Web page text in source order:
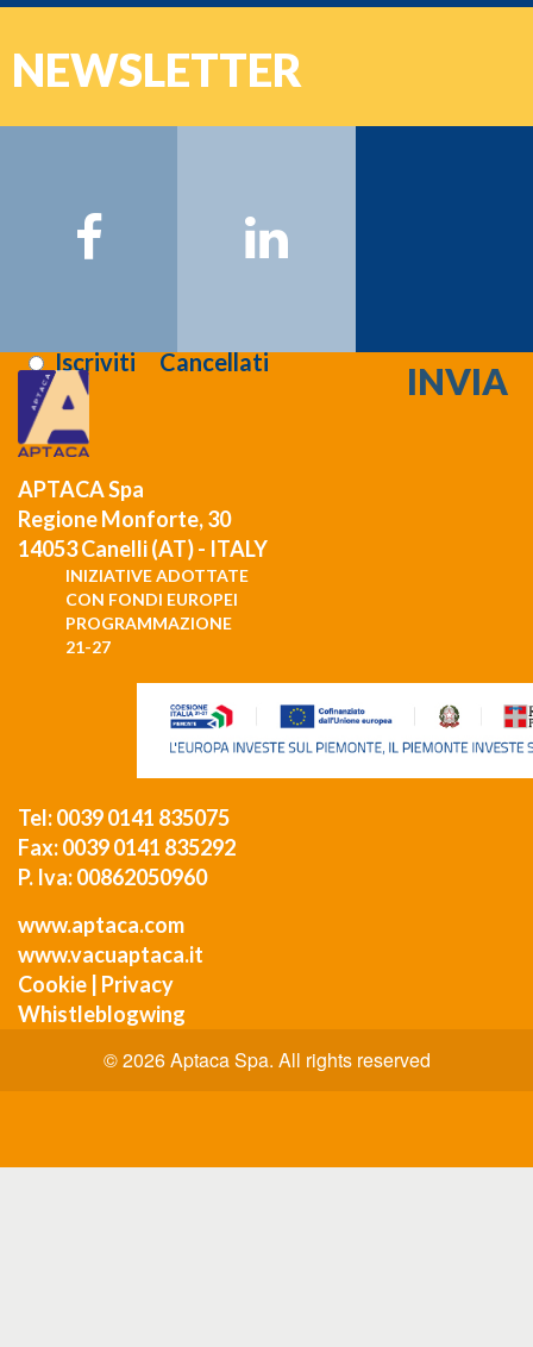
NEWSLETTER
Email:
IscrivitiCancellati
APTACA Spa
Regione Monforte, 30
14053 Canelli (AT) - ITALY
INIZIATIVE ADOTTATE
CON FONDI EUROPEI
PROGRAMMAZIONE
21-27
Tel: 0039 0141 835075
Fax: 0039 0141 835292
P. Iva: 00862050960
www.aptaca.com
www.vacuaptaca.it
Cookie Privacy
Whistleblogwing
© 2026 Aptaca Spa. All rights reserved